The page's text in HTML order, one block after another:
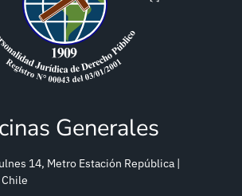
Generales
14, Metro Estación República |